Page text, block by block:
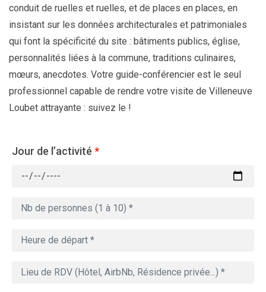
conduit de ruelles et ruelles, et de places en places, en
insistant sur les données architecturales et patrimoniales
qui font la spécificité du site : bâtiments publics, église,
personnalités liées à la commune, traditions culinaires,
mœurs, anecdotes. Votre guide-conférencier est le seul
professionnel capable de rendre votre visite de Villeneuve
Loubet attrayante : suivez le !
Jour de l’activité *